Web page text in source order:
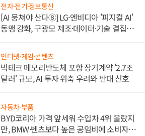
전자·전기·정보통신
[AI 뭉쳐야 산다⑧] LG·엔비디아 '피지컬 AI'
동맹 강화, 구광모 제조·데이터·기술 결집
인터넷·게임·콘텐츠
빅테크 메모리반도체 포함 장기계약 '2.7조
달러' 규모, AI 투자 위축 우려와 반대 신호
자동차·부품
BYD코리아 가격 앞세워 수입차 4위 올랐지
만, BMW·벤츠보다 높은 공임비에 소비자